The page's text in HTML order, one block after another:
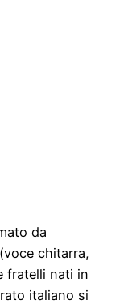
da
chitarra,
fratelli nati in
italiano si